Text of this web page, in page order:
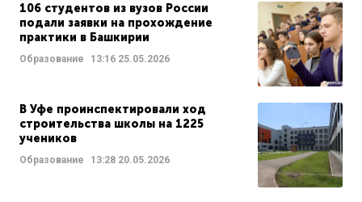
106 студентов из вузов России
подали заявки на прохождение
практики в Башкирии
Образование 13:16 25.05.2026
В Уфе проинспектировали ход
строительства школы на 1225
учеников
Образование 13:28 20.05.2026